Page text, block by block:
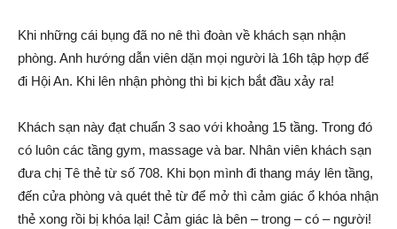
Khi những cái bụng đã no nê thì đoàn về khách sạn nhận
phòng. Anh hướng dẫn viên dặn mọi người là 16h tập hợp để
đi Hội An. Khi lên nhận phòng thì bi kịch bắt đầu xảy ra!
Khách sạn này đạt chuẩn 3 sao với khoảng 15 tầng. Trong đó
có luôn các tầng gym, massage và bar. Nhân viên khách sạn
đưa chị Tê thẻ từ số 708. Khi bọn mình đi thang máy lên tầng,
đến cửa phòng và quét thẻ từ để mở thì cảm giác ổ khóa nhận
thẻ xong rồi bị khóa lại! Cảm giác là bên – trong – có – người!